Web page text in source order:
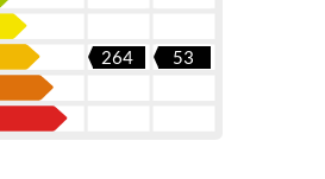
264 53